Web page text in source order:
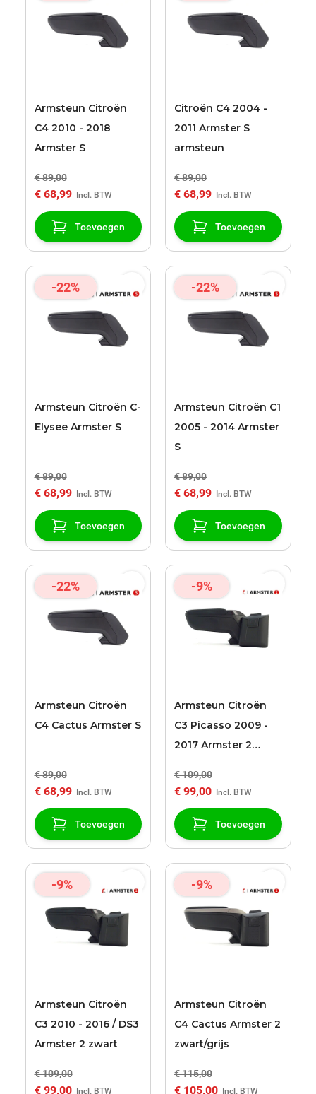
Armsteun Citroën
C4 2010 - 2018
Armster S
€ 89,00
€ 68,99
Toevoegen
Citroën C4 2004 -
2011 Armster S
armsteun
€ 89,00
€ 68,99
Toevoegen
-22%
Armsteun Citroën C-
Elysee Armster S
€ 89,00
€ 68,99
Toevoegen
-22%
Armsteun Citroën C1
2005 - 2014 Armster
S
€ 89,00
€ 68,99
Toevoegen
-22%
Armsteun Citroën
C4 Cactus Armster S
€ 89,00
€ 68,99
Toevoegen
-9%
Armsteun Citroën
C3 Picasso 2009 -
2017 Armster 2
€ 109,00
€ 99,00
Toevoegen
-9%
Armsteun Citroën
C3 2010 - 2016 / DS3
Armster 2 zwart
€ 109,00
€ 99,00
-9%
Armsteun Citroën
C4 Cactus Armster 2
zwart/grijs
€ 115,00
€ 105,00